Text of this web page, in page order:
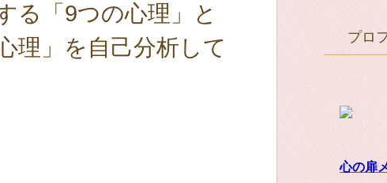
る「9つの心理」と
理」を自己分析して
プロ
心の扉